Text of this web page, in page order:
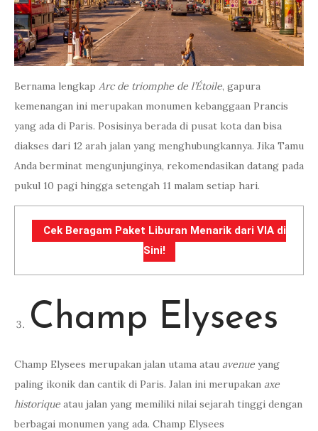
Bernama lengkap Arc de triomphe de l’Étoile, gapura
kemenangan ini merupakan monumen kebanggaan Prancis
yang ada di Paris. Posisinya berada di pusat kota dan bisa
diakses dari 12 arah jalan yang menghubungkannya. Jika Tamu
Anda berminat mengunjunginya, rekomendasikan datang pada
pukul 10 pagi hingga setengah 11 malam setiap hari.
Cek Beragam Paket Liburan Menarik dari VIA di
Sini!
Champ Elysees
Champ Elysees merupakan jalan utama atau avenue yang
paling ikonik dan cantik di Paris. Jalan ini merupakan axe
historique atau jalan yang memiliki nilai sejarah tinggi dengan
berbagai monumen yang ada. Champ Elysees